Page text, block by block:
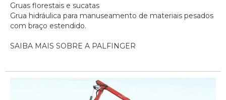
Gruas florestais e sucatas
Grua hidráulica para manuseamento de materiais pesados
com braço estendido.
SAIBA MAIS SOBRE A PALFINGER